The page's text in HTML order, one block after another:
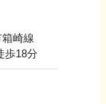
崎線
歩18分